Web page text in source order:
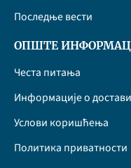
Последње вести
ОПШТЕ
Честа питања
Информације о достави
Услови коришћења
Политика приватности